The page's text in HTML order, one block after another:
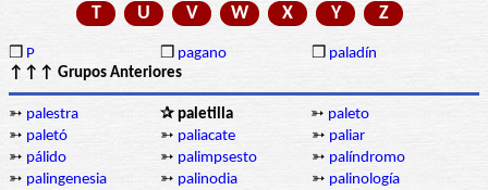
T
U V W X Y Z
❒ P ❒ pagano ❒ paladín
↑↑↑ Grupos Anteriores
➳ palestra ✰ paletilla ➳ paleto
➳ paletó ➳ paliacate ➳ paliar
➳ pálido ➳ palimpsesto ➳ palíndromo
➳ palingenesia ➳ palinodia ➳ palinología